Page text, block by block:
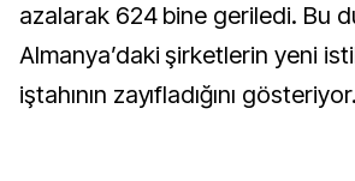
azalarak 624 bine geriledi. Bu
Almanya’daki şirketlerin yeni
iştahının zayıfladığını gösteriyor.